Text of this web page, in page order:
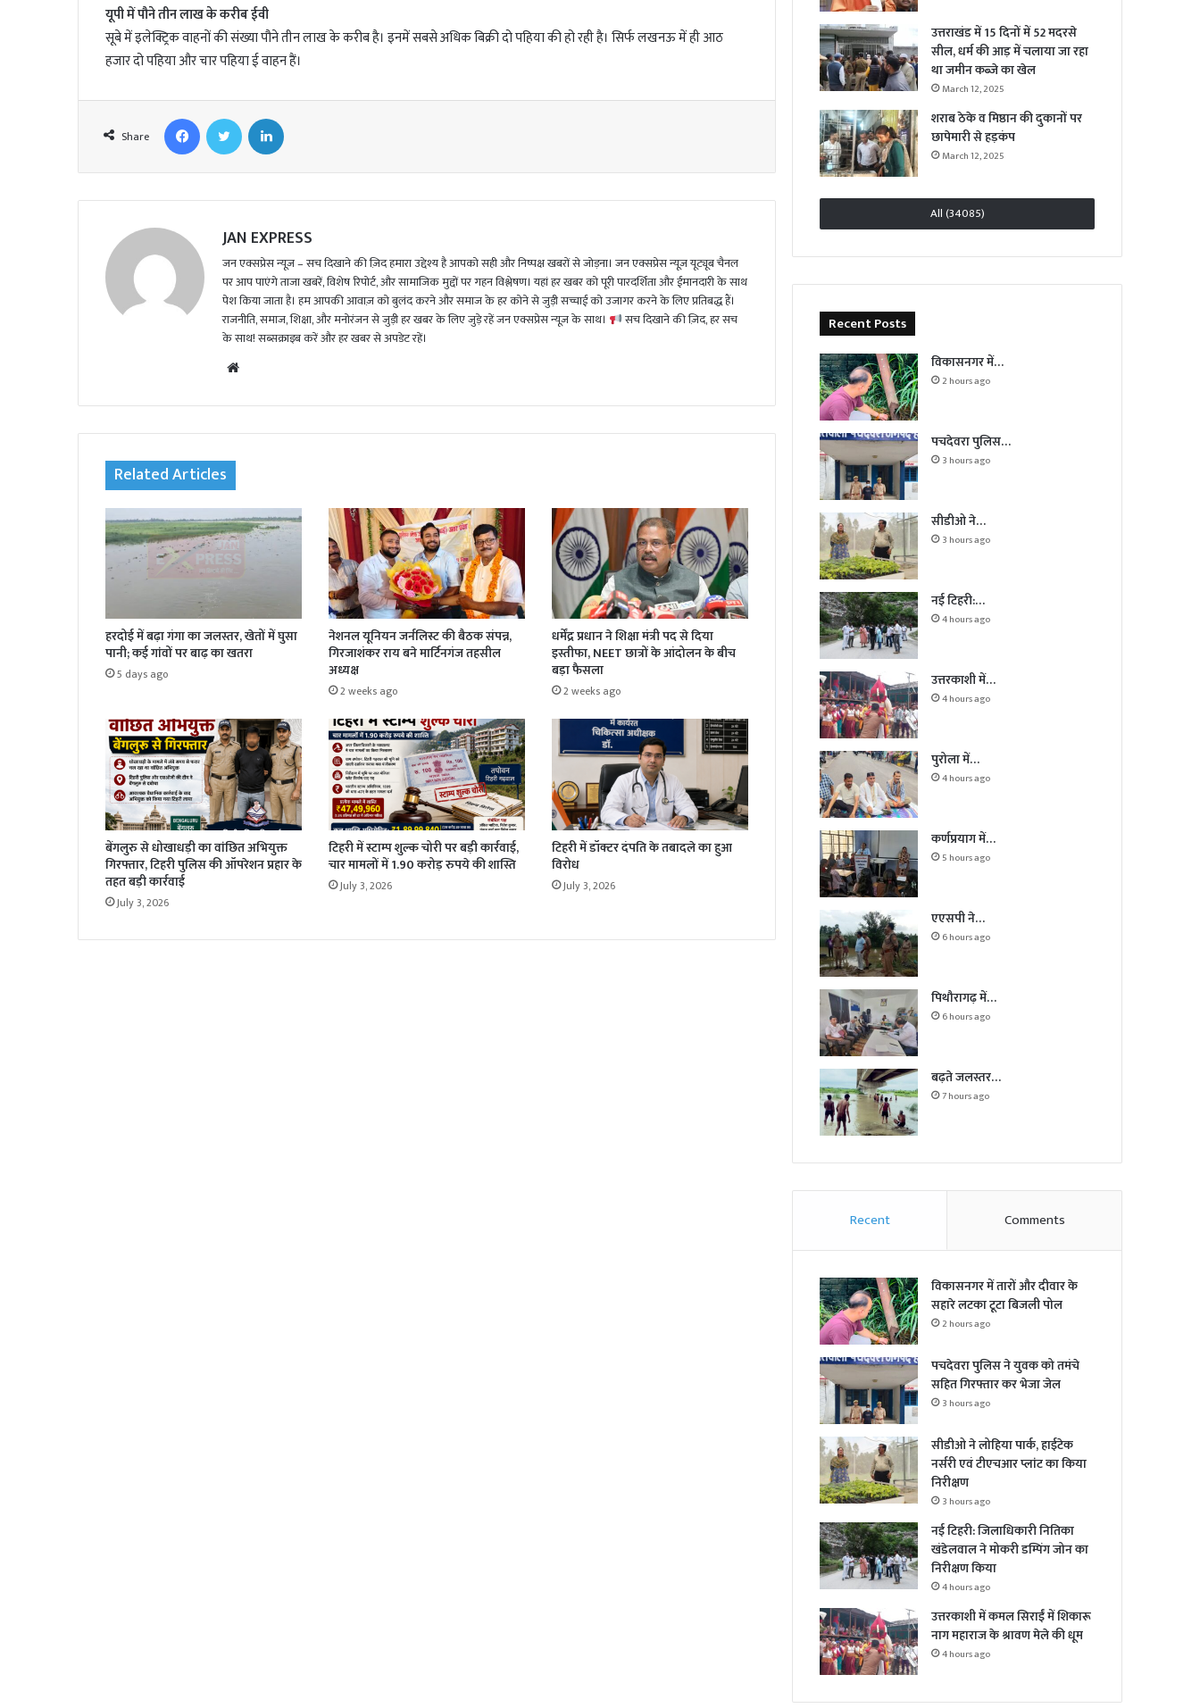
यूपी में पौने तीन लाख के करीब ईवी
सूबे में इलेक्ट्रिक वाहनों की संख्या पौने तीन लाख के करीब है। इनमें सबसे अधिक बिक्री दो पहिया की हो रही है। सिर्फ लखनऊ में ही आठ
हजार दो पहिया और चार पहिया ई वाहन हैं।
Share
JAN EXPRESS
जन एक्सप्रेस न्यूज़ – सच दिखाने की ज़िद हमारा उद्देश्य है आपको सही और निष्पक्ष खबरों से जोड़ना। जन एक्सप्रेस न्यूज़ यूट्यूब चैनल
पर आप पाएंगे ताजा खबरें, विशेष रिपोर्ट, और सामाजिक मुद्दों पर गहन विश्लेषण। यहां हर खबर को पूरी पारदर्शिता और ईमानदारी के साथ
पेश किया जाता है। हम आपकी आवाज़ को बुलंद करने और समाज के हर कोने से जुड़ी सच्चाई को उजागर करने के लिए प्रतिबद्ध हैं।
राजनीति, समाज, शिक्षा, और मनोरंजन से जुड़ी हर खबर के लिए जुड़े रहें जन एक्सप्रेस न्यूज़ के साथ।
सच दिखाने की ज़िद, हर सच
के साथ! सब्सक्राइब करें और हर खबर से अपडेट रहें।
te
Related Articles
हरदोई में बढ़ा गंगा का जलस्तर, खेतों में घुसा
पानी; कई गांवों पर बाढ़ का खतरा
5 days ago
नेशनल यूनियन जर्नलिस्ट की बैठक संपन्न,
गिरजाशंकर राय बने मार्टिनगंज तहसील
अध्यक्ष
2 weeks ago
धर्मेंद्र प्रधान ने शिक्षा मंत्री पद से दिया
इस्तीफा, NEET छात्रों के आंदोलन के बीच
बड़ा फैसला
2 weeks ago
बेंगलुरु से धोखाधड़ी का वांछित अभियुक्त
गिरफ्तार, टिहरी पुलिस की ऑपरेशन प्रहार के
तहत बड़ी कार्रवाई
July 3, 2026
टिहरी में स्टाम्प शुल्क चोरी पर बड़ी कार्रवाई,
चार मामलों में 1.90 करोड़ रुपये की शास्ति
July 3, 2026
टिहरी में डॉक्टर दंपति के तबादले का हुआ
विरोध
July 3, 2026
उत्तराखंड में 15 दिनों में 52 मदरसे
सील, धर्म की आड़ में चलाया जा रहा
था जमीन कब्जे का खेल
March 12, 2025
शराब ठेके व मिष्ठान की दुकानों पर
छापेमारी से हड़कंप
March 12, 2025
All (34085)
Recent Posts
विकासनगर में…
2 hours ago
पचदेवरा पुलिस…
3 hours ago
सीडीओ ने…
3 hours ago
नई टिहरी:…
4 hours ago
उत्तरकाशी में…
4 hours ago
पुरोला में…
4 hours ago
कर्णप्रयाग में…
5 hours ago
एएसपी ने…
6 hours ago
पिथौरागढ़ में…
6 hours ago
बढ़ते जलस्तर…
7 hours ago
Recent Comments
विकासनगर में तारों और दीवार के
सहारे लटका टूटा बिजली पोल
2 hours ago
पचदेवरा पुलिस ने युवक को तमंचे
सहित गिरफ्तार कर भेजा जेल
3 hours ago
सीडीओ ने लोहिया पार्क, हाईटेक
नर्सरी एवं टीएचआर प्लांट का किया
निरीक्षण
3 hours ago
नई टिहरी: जिलाधिकारी नितिका
खंडेलवाल ने मोकरी डम्पिंग जोन का
निरीक्षण किया
4 hours ago
उत्तरकाशी में कमल सिराईं में शिकारू
नाग महाराज के श्रावण मेले की धूम
4 hours ago